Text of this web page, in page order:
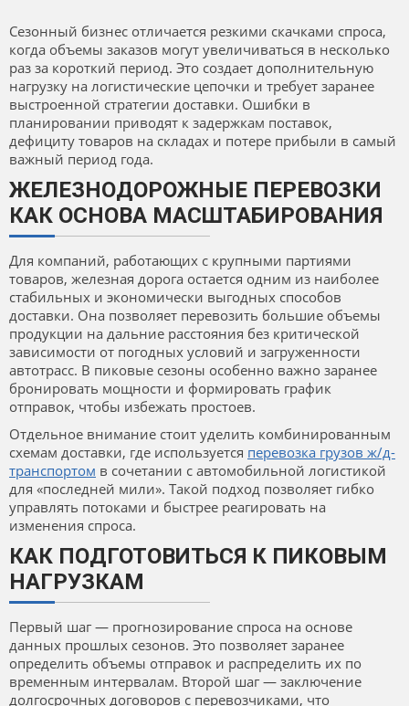
Сезонный бизнес отличается резкими скачками спроса,
когда объемы заказов могут увеличиваться в несколько
раз за короткий период. Это создает дополнительную
нагрузку на логистические цепочки и требует заранее
выстроенной стратегии доставки. Ошибки в
планировании приводят к задержкам поставок,
дефициту товаров на складах и потере прибыли в самый
важный период года.
ЖЕЛЕЗНОДОРОЖНЫЕ ПЕРЕВОЗКИ
КАК ОСНОВА МАСШТАБИРОВАНИЯ
Для компаний, работающих с крупными партиями
товаров, железная дорога остается одним из наиболее
стабильных и экономически выгодных способов
доставки. Она позволяет перевозить большие объемы
продукции на дальние расстояния без критической
зависимости от погодных условий и загруженности
автотрасс. В пиковые сезоны особенно важно заранее
бронировать мощности и формировать график
отправок, чтобы избежать простоев.
Отдельное внимание стоит уделить комбинированным
схемам доставки, где используется перевозка грузов ж/д-
транспортом в сочетании с автомобильной логистикой
для «последней мили». Такой подход позволяет гибко
управлять потоками и быстрее реагировать на
изменения спроса.
КАК ПОДГОТОВИТЬСЯ К ПИКОВЫМ
НАГРУЗКАМ
Первый шаг — прогнозирование спроса на основе
данных прошлых сезонов. Это позволяет заранее
определить объемы отправок и распределить их по
временным интервалам. Второй шаг — заключение
долгосрочных договоров с перевозчиками, что